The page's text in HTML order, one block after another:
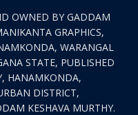
OWNED BY GADDAM
GRAPHICS,
WARANGAL
STATE, PUBLISHED
HANAMKONDA,
DISTRICT,
KESHAVA MURTHY.